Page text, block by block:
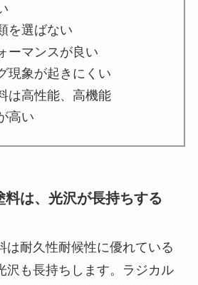
を選ばない
ーマンスが良い
現象が起きにくい
は高性能、高機能
高い
料は、光沢が長持ちする
は耐久性耐候性に優れている
沢も長持ちします。ラジカル